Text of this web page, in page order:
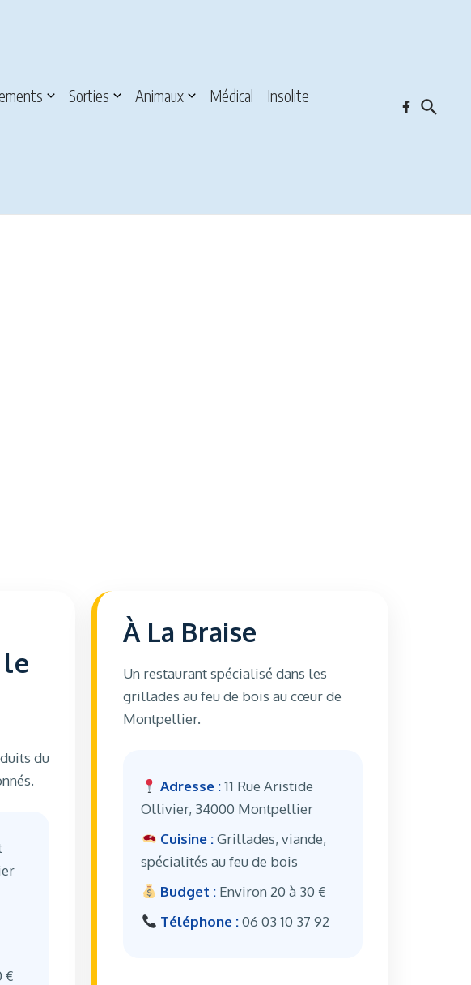
Sorties Animaux Médical
Insolite
le
du
€
À La Braise
Un restaurant spécialisé dans les
grillades au feu de bois au cœur de
Montpellier.
Adresse :11 Rue Aristide
Ollivier, 34000 Montpellier
Cuisine :Grillades, viande,
spécialités au feu de bois
Budget :Environ 20 à 30 €
Téléphone :06 03 10 37 92